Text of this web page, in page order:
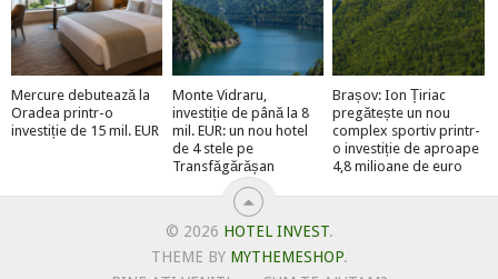
Mercure debutează la
Oradea printr-o
investiție de 15 mil. EUR
Monte Vidraru,
investiție de până la 8
mil. EUR: un nou hotel
de 4 stele pe
Transfăgărășan
Brașov: Ion Țiriac
pregătește un nou
complex sportiv printr-
o investiție de aproape
4,8 milioane de euro
© 2026 HOTEL INVEST.
THEME BY MYTHEMESHOP.